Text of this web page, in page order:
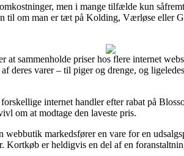
men i mange tilfælde kun
til om man er tæt på Kolding, Værløse eller
sammenholde priser hos flere internet
deres varer – til piger og drenge, og
internet handler efter rabat på
om at modtage den laveste pris.
markedsfører en vare for en
Kortkøb er heldigvis en del af en